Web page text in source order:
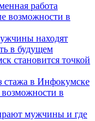
работа
возможности в
находят
в будущем
становится точкой
стажа в Инфокумске
в
мужчины и где